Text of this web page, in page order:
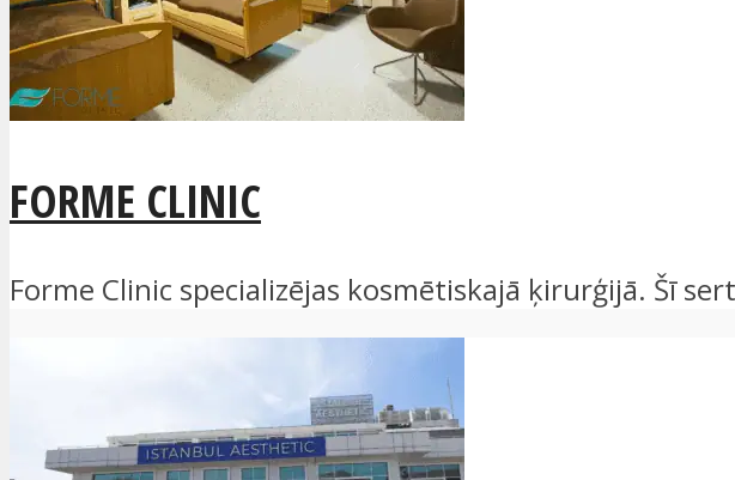
FORME CLINIC
Forme Clinic specializējas kosmētiskajā ķirurģijā. Šī